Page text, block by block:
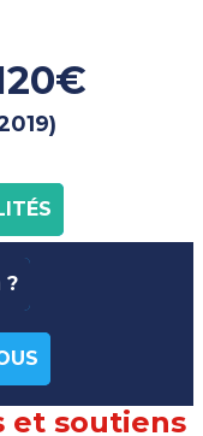
€
?
et soutiens